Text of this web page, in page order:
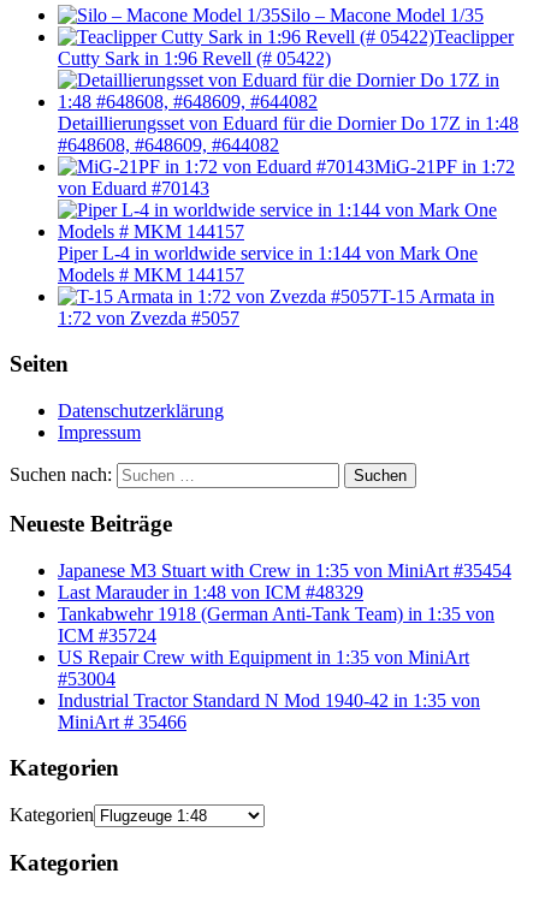
Silo – Macone Model 1/35
Teaclipper
Cutty Sark in 1:96 Revell (# 05422)
Detaillierungsset von Eduard für die Dornier Do 17Z in 1:48
#648608, #648609, #644082
MiG-21PF in 1:72
von Eduard #70143
Piper L-4 in worldwide service in 1:144 von Mark One
Models # MKM 144157
T-15 Armata in
1:72 von Zvezda #5057
Seiten
Datenschutzerklärung
Impressum
Suchen nach: Suchen
Neueste Beiträge
Japanese M3 Stuart with Crew in 1:35 von MiniArt #35454
Last Marauder in 1:48 von ICM #48329
Tankabwehr 1918 (German Anti-Tank Team) in 1:35 von
ICM #35724
US Repair Crew with Equipment in 1:35 von MiniArt
#53004
Industrial Tractor Standard N Mod 1940-42 in 1:35 von
MiniArt # 35466
Kategorien
Kategorien
Kategorien